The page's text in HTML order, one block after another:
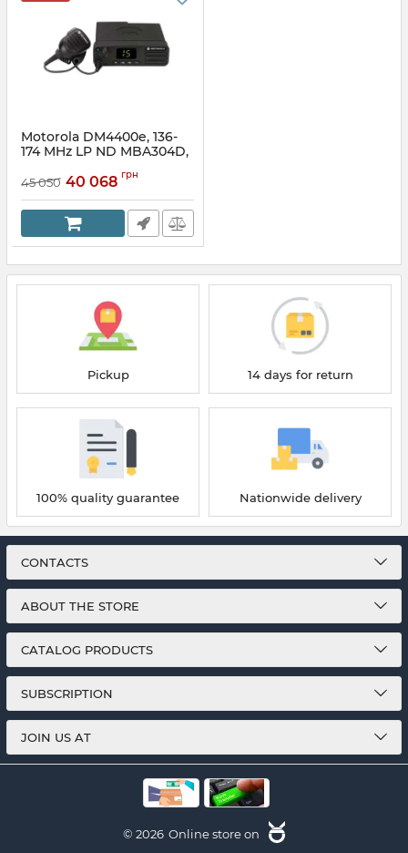
Motorola DM4400e, 136-
174 MHz LP ND MBA304D,
цифровая, мобильная
Article:304150844
45 050 40 068 грн
Pickup 14 days for return
100% quality guarantee Nationwide delivery
CONTACTS
ABOUT THE STORE
CATALOG PRODUCTS
SUBSCRIPTION
JOIN US AT
© 2026 Online store on